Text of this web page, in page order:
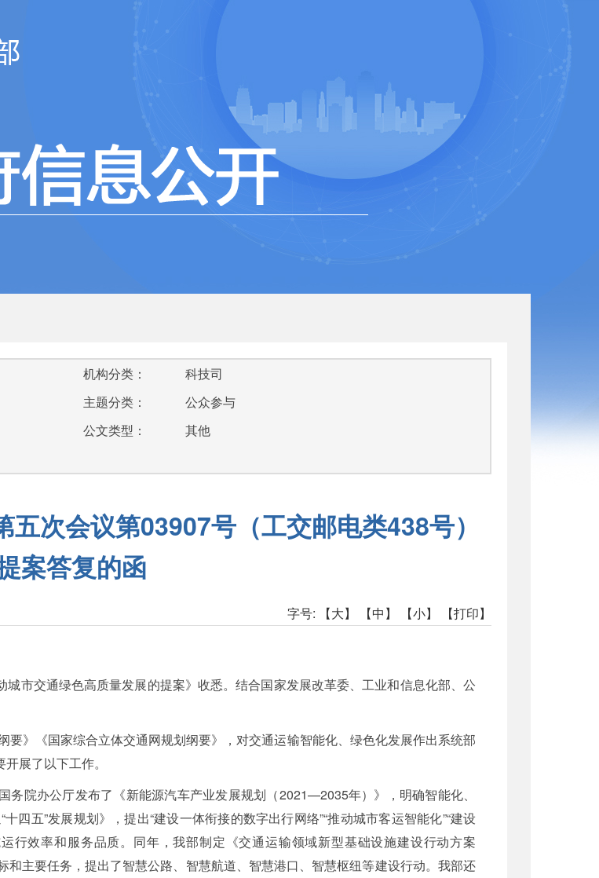
机构分类：
科技司
主题分类：
公众参与
公文类型：
其他
次会议第03907号（工交邮电类438号）
案答复的函
字号: 【大】 【中】 【小】 【打印】
市交通绿色高质量发展的提案》收悉。结合国家发展改革委、工业和信息化部、公
》《国家综合立体交通网规划纲要》，对交通运输智能化、绿色化发展作出系统部
展了以下工作。
院办公厅发布了《新能源汽车产业发展规划（2021—2035年）》，明确智能化、
四五”发展规划》，提出“建设一体衔接的数字出行网络”“推动城市客运智能化”“建设
行效率和服务品质。同年，我部制定《交通运输领域新型基础设施建设行动方案
和主要任务，提出了智慧公路、智慧航道、智慧港口、智慧枢纽等建设行动。我部还